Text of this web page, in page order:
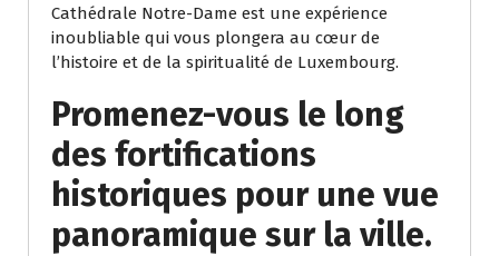
Cathédrale Notre-Dame est une expérience
inoubliable qui vous plongera au cœur de
l’histoire et de la spiritualité de Luxembourg.
Promenez-vous le long
des fortifications
historiques pour une vue
panoramique sur la ville.